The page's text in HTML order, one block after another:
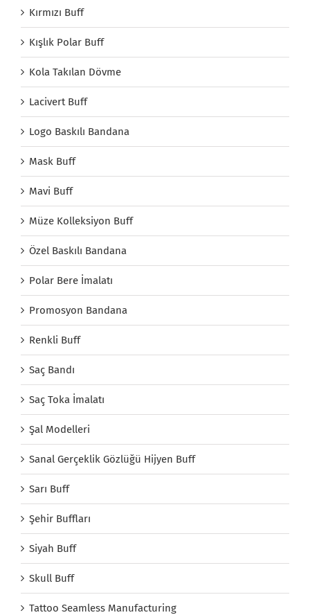
Kırmızı Buff
Kışlık Polar Buff
Kola Takılan Dövme
Lacivert Buff
Logo Baskılı Bandana
Mask Buff
Mavi Buff
Müze Kolleksiyon Buff
Özel Baskılı Bandana
Polar Bere İmalatı
Promosyon Bandana
Renkli Buff
Saç Bandı
Saç Toka İmalatı
Şal Modelleri
Sanal Gerçeklik Gözlüğü Hijyen Buff
Sarı Buff
Şehir Buffları
Siyah Buff
Skull Buff
Tattoo Seamless Manufacturing